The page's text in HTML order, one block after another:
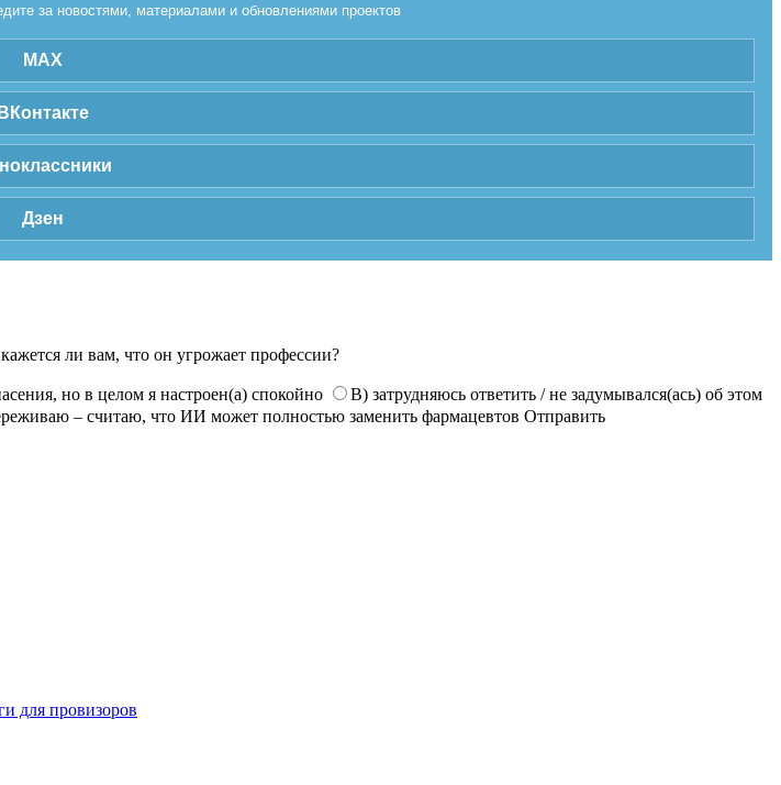
за новостями, материалами и обновлениями проектов
MAX
ВКонтакте
Дзен
ли вам, что он угрожает профессии?
но в целом я настроен(а) спокойно
В) затрудняюсь ответить / не задумывался(ась) об этом
– считаю, что ИИ может полностью заменить фармацевтов Отправить